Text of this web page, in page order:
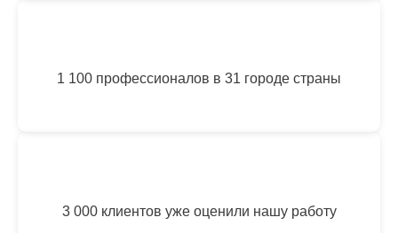
1 100 профессионалов в 31 городе страны
3 000 клиентов уже оценили нашу работу